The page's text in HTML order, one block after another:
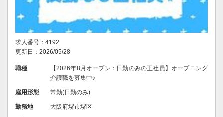
求人番号：4192
更新日：2026/05/28
職種
【2026年8月オープン：日勤のみの正社員】オープニング
介護職を募集中♪
雇用形態 常勤(日勤のみ)
勤務地 大阪府堺市堺区